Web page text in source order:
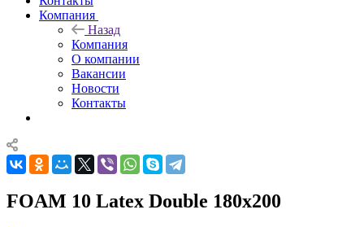
Компания
Назад
Компания
О компании
Вакансии
Новости
Контакты
FOAM 10 Latex Double 180x200